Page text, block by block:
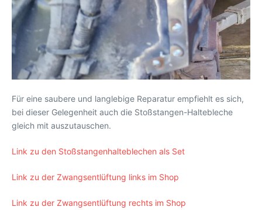
Für eine saubere und langlebige Reparatur empfiehlt es sich,
bei dieser Gelegenheit auch die Stoßstangen-Haltebleche
gleich mit auszutauschen.
Link zu den Stoßstangenhalteblechen als Set
Link zu der Zwangsentlüftung links im Shop
Link zu der Zwangsentlüftung rechts im Shop